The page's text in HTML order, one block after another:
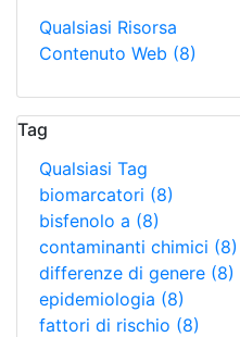
Qualsiasi Risorsa
Contenuto Web (8)
Tag
Qualsiasi Tag
biomarcatori (8)
bisfenolo a (8)
contaminanti chimici (8)
differenze di genere (8)
epidemiologia (8)
fattori di rischio (8)